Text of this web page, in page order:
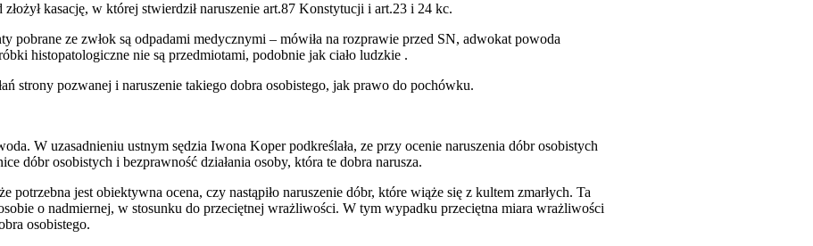
kasację, w której stwierdził naruszenie art.87 Konstytucji i art.23 i 24 kc.
pobrane ze zwłok są odpadami medycznymi – mówiła na rozprawie przed SN, adwokat powoda
histopatologiczne nie są przedmiotami, podobnie jak ciało ludzkie .
strony pozwanej i naruszenie takiego dobra osobistego, jak prawo do pochówku.
W uzasadnieniu ustnym sędzia Iwona Koper podkreślała, ze przy ocenie naruszenia dóbr osobistych
dóbr osobistych i bezprawność działania osoby, która te dobra narusza.
potrzebna jest obiektywna ocena, czy nastąpiło naruszenie dóbr, które wiąże się z kultem zmarłych. Ta
o nadmiernej, w stosunku do przeciętnej wrażliwości. W tym wypadku przeciętna miara wrażliwości
osobistego.